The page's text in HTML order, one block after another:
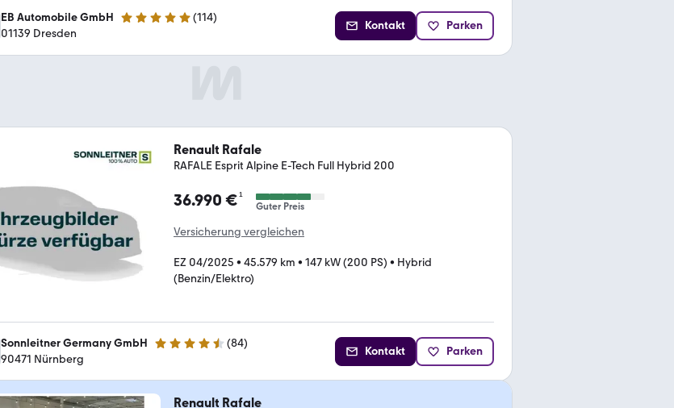
EB Automobile GmbH 4.9 Sterne (114)
01139 Dresden
Kontakt Parken
Renault Rafale
RAFALE Esprit Alpine E-Tech Full Hybrid 200
36.990 €¹
Guter Preis
Versicherung vergleichen
EZ 04/2025 • 45.579 km • 147 kW (200 PS) • Hybrid
(Benzin/Elektro)
Sonnleitner Germany GmbH 4.4 Sterne (84)
90471 Nürnberg
Kontakt Parken
Renault Rafale